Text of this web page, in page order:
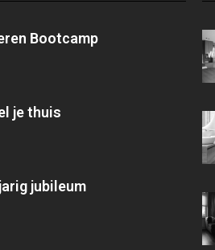
Bootcamp
je thuis
jubileum